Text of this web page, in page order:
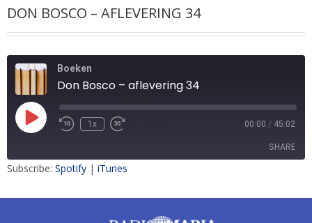
DON BOSCO – AFLEVERING 34
Boeken
Don Bosco – aflevering 34
1x 00:00 / 45:02
SHARE
Subscribe: Spotify | iTunes